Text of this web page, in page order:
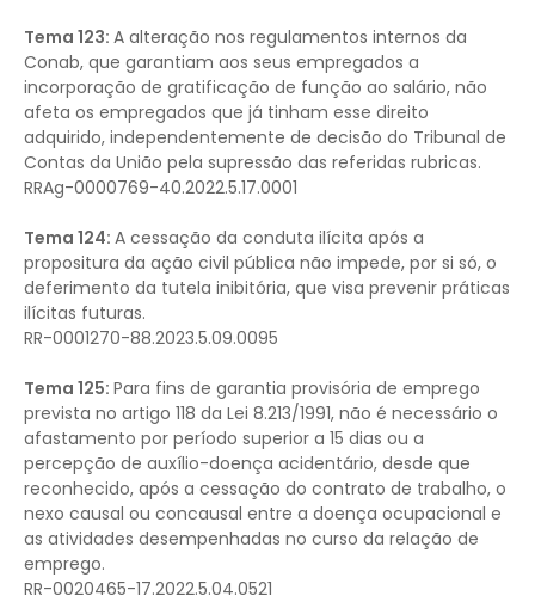
Tema 123: A alteração nos regulamentos internos da
Conab, que garantiam aos seus empregados a
incorporação de gratificação de função ao salário, não
afeta os empregados que já tinham esse direito
adquirido, independentemente de decisão do Tribunal de
Contas da União pela supressão das referidas rubricas.
RRAg-0000769-40.2022.5.17.0001
Tema 124: A cessação da conduta ilícita após a
propositura da ação civil pública não impede, por si só, o
deferimento da tutela inibitória, que visa prevenir práticas
ilícitas futuras.
RR-0001270-88.2023.5.09.0095
Tema 125: Para fins de garantia provisória de emprego
prevista no artigo 118 da Lei 8.213/1991, não é necessário o
afastamento por período superior a 15 dias ou a
percepção de auxílio-doença acidentário, desde que
reconhecido, após a cessação do contrato de trabalho, o
nexo causal ou concausal entre a doença ocupacional e
as atividades desempenhadas no curso da relação de
emprego.
RR-0020465-17.2022.5.04.0521